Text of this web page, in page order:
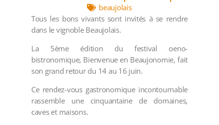
beaujolais
Tous les bons vivants sont invités à se rendre
dans le vignoble Beaujolais.
La 5ème édition du festival oeno-
bistronomique, Bienvenue en Beaujonomie, fait
son grand retour du 14 au 16 juin.
Ce rendez-vous gastronomique incontournable
rassemble une cinquantaine de domaines,
caves et maisons.